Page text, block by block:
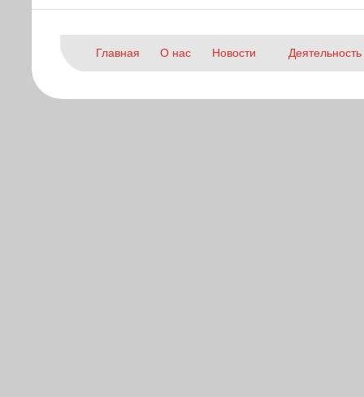
Главная О нас Новости Деятельность